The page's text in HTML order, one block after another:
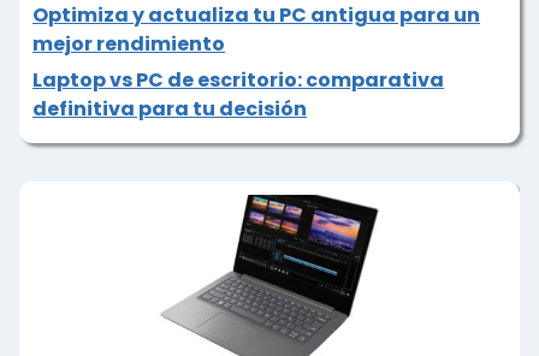
Optimiza y actualiza tu PC antigua para un
mejor rendimiento
Laptop vs PC de escritorio: comparativa
definitiva para tu decisión